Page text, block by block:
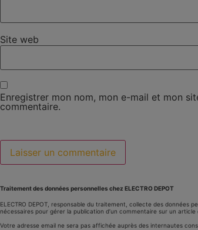
Site web
Enregistrer mon nom, mon e-mail et mon
commentaire.
Traitement des données personnelles chez ELECTRO DEPOT
ELECTRO DEPOT, responsable du traitement, collecte des données
nécessaires pour gérer la publication d’un commentaire sur un article
Votre adresse email ne sera pas affichée auprès des internautes